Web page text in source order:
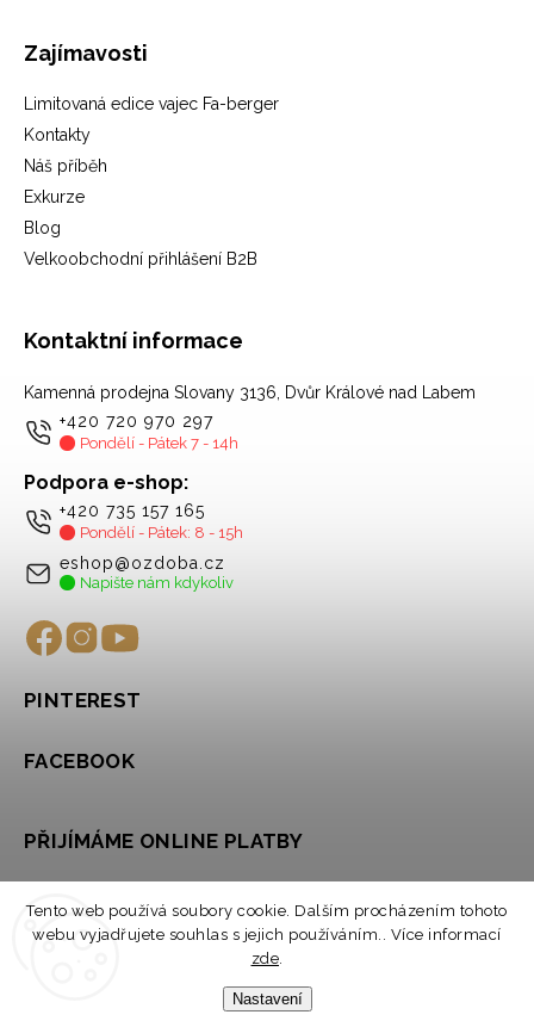
Tento web používá soubory cookie. Dalším procházením tohoto
webu vyjadřujete souhlas s jejich používáním.. Více informací
zde.
Nastavení
Zajímavosti
Limitovaná edice vajec Fa-berger
Kontakty
Náš příběh
Exkurze
Blog
Velkoobchodní přihlášení B2B
Kontaktní informace
Kamenná prodejna Slovany 3136, Dvůr Králové nad Labem
+420 720 970 297
Pondělí - Pátek 7 - 14h
Podpora e-shop:
+420 735 157 165
Pondělí - Pátek: 8 - 15h
eshop@ozdoba.cz
Napište nám kdykoliv
PINTEREST
FACEBOOK
PŘIJÍMÁME ONLINE PLATBY